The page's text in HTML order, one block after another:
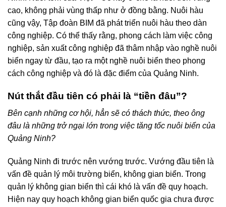
cao, không phải vùng thấp như ở đồng bằng. Nuôi hàu
cũng vậy, Tập đoàn BIM đã phát triển nuôi hàu theo dàn
công nghiệp. Có thể thấy rằng, phong cách làm việc công
nghiệp, sản xuất công nghiệp đã thâm nhập vào nghề nuôi
biển ngay từ đầu, tạo ra một nghề nuôi biển theo phong
cách công nghiệp và đó là đặc điểm của Quảng Ninh.
Nút thắt đầu tiên có phải là “tiền đâu”?
Bên cạnh những cơ hội, hẳn sẽ có thách thức, theo ông
đâu là những trở ngại lớn trong việc tăng tốc nuôi biển của
Quảng Ninh?
Quảng Ninh đi trước nên vướng trước. Vướng đầu tiên là
vấn đề quản lý môi trường biển, không gian biển. Trong
quản lý không gian biển thì cái khó là vấn đề quy hoạch.
Hiện nay quy hoạch không gian biển quốc gia chưa được